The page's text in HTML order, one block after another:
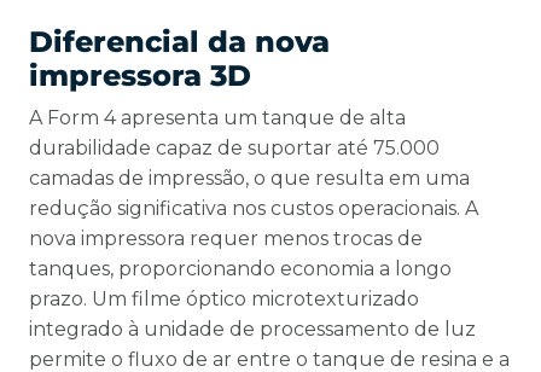
Diferencial da nova
impressora 3D
A Form 4 apresenta um tanque de alta
durabilidade capaz de suportar até 75.000
camadas de impressão, o que resulta em uma
redução significativa nos custos operacionais. A
nova impressora requer menos trocas de
tanques, proporcionando economia a longo
prazo. Um filme óptico microtexturizado
integrado à unidade de processamento de luz
permite o fluxo de ar entre o tanque de resina e a